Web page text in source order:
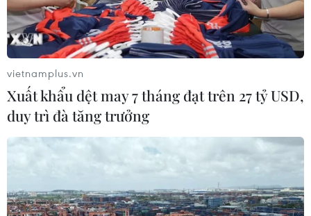
45. (Ảnh: Dương
Giang/TTXVN)
(TTXVN/Vietnam+)
vietnamplus.vn
Xuất khẩu dệt may 7 tháng đạt trên 27 tỷ USD,
duy trì đà tăng trưởng